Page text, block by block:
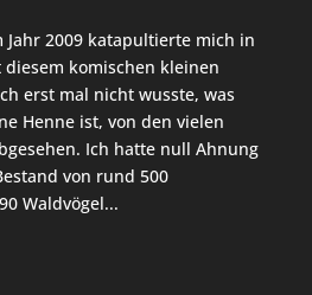
Jahr 2009 katapultierte mich in
komischen kleinen
erst mal nicht wusste, was
Henne ist, von den vielen
Ich hatte null Ahnung
von rund 500
Waldvögel...